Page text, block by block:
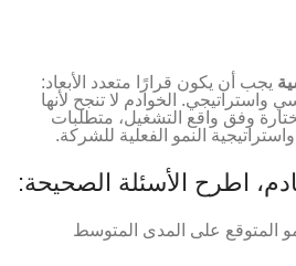
يجب أن يكون قرارًا متعدد الأبعاد:
واستراتيجي. الخوادم لا تنجح لأنها
وفق واقع التشغيل، متطلبات
النمو الفعلية للشركة.
اطرح الأسئلة الصحيحة:
المتوقع على المدى المتوسط